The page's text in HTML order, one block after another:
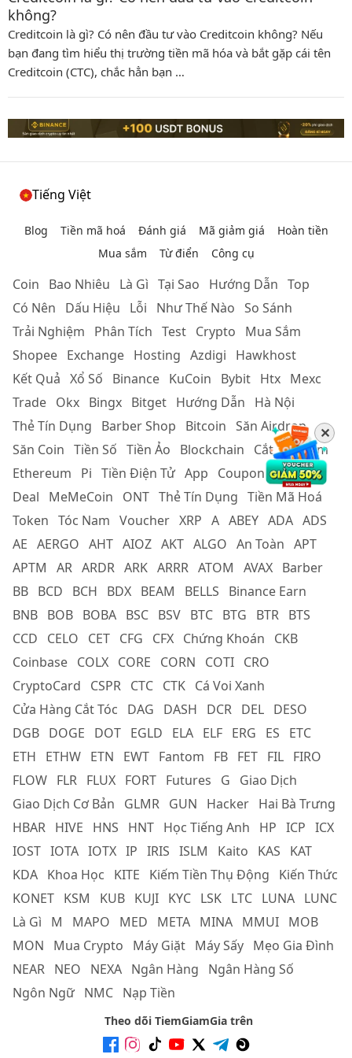
không?
Creditcoin là gì? Có nên đầu tư vào Creditcoin không? Nếu
bạn đang tìm hiểu thị trường tiền mã hóa và bắt gặp cái tên
Creditcoin (CTC), chắc hẳn bạn …
Tiếng Việt
Blog Tiền mã hoá Đánh giá Mã giảm giá
Hoàn tiền
Mua sắm
Từ điển Công cụ
Coin Bao Nhiêu Là Gì Tại Sao Hướng Dẫn Top
Có Nên
Dấu Hiệu Lỗi Như Thế Nào So Sánh
Trải Nghiệm
Phân Tích Test Crypto
Mua Sắm
Shopee Exchange Hosting Azdigi
Hawkhost
Kết Quả Xổ Số Binance KuCoin Bybit Htx Mexc
Trade Okx Bingx Bitget Hướng Dẫn
Hà Nội
Thẻ Tín Dụng
Barber Shop Bitcoin Săn Airdrop
Săn Coin Tiền Số Tiền Ảo Blockchain
Cắt Tóc Nam
Ethereum
Pi Tiền Điện Tử App Coupon Cắt Tóc
Deal
MeMeCoin ONT Thẻ Tín Dụng Tiền Mã Hoá
Token Tóc Nam Voucher XRP A ABEY ADA ADS
AE AERGO AHT AIOZ AKT ALGO An Toàn APT
APTM
AR ARDR ARK ARRR ATOM AVAX Barber
BB BCD BCH BDX BEAM BELLS
Binance Earn
BNB BOB BOBA BSC BSV BTC BTG BTR BTS
CCD
CELO CET CFG CFX Chứng Khoán
CKB
Coinbase COLX CORE CORN COTI CRO
CryptoCard
CSPR CTC CTK Cá Voi Xanh
Cửa Hàng Cắt Tóc
DAG DASH DCR DEL DESO
DGB DOGE DOT EGLD ELA ELF ERG ES
ETC
ETH
ETHW ETN EWT Fantom FB FET FIL FIRO
FLOW FLR FLUX FORT Futures G
Giao Dịch
Giao Dịch Cơ Bản
GLMR GUN Hacker Hai Bà Trưng
HBAR HIVE HNS HNT Học Tiếng Anh HP ICP ICX
IOST IOTA IOTX IP IRIS ISLM Kaito KAS
KAT
KDA Khoa Học KITE Kiếm Tiền Thụ Động
Kiến Thức
KONET KSM KUB KUJI KYC LSK LTC LUNA LUNC
Là Gì
M MAPO MED META MINA MMUI MOB
MON
Mua Crypto Máy Giặt Máy Sấy Mẹo Gia Đình
NEAR NEO NEXA Ngân Hàng
Ngân Hàng Số
Ngôn Ngữ NMC Nạp Tiền
Theo dõi TiemGiamGia trên
✕